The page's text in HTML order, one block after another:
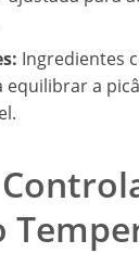
Ingredientes
equilibrar a